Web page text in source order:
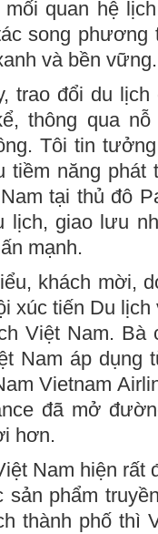
quan hệ
song phương
và bền vững.
trao đổi du
thông qua
Tôi tin
tiềm năng phát
tại thủ đô
lịch, giao lưu
mạnh.
khách mời,
xúc tiến Du
Việt Nam. Bà
Nam áp dụng
Vietnam
đã mở
hơn.
Nam hiện rất
sản phẩm
thành phố thì